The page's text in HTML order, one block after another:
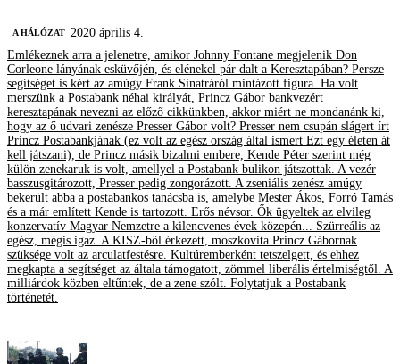
A HÁLÓZAT
2020 április 4.
Emlékeznek arra a jelenetre, amikor Johnny Fontane megjelenik Don
Corleone lányának esküvőjén, és elénekel pár dalt a Keresztapában? Persze
segítséget is kért az amúgy Frank Sinatráról mintázott figura. Ha volt
merszünk a Postabank néhai királyát, Princz Gábor bankvezért
keresztapának nevezni az előző cikkünkben, akkor miért ne mondanánk ki,
hogy az ő udvari zenésze Presser Gábor volt? Presser nem csupán slágert írt
Princz Postabankjának (ez volt az egész ország által ismert Ezt egy életen át
kell játszani), de Princz másik bizalmi embere, Kende Péter szerint még
külön zenekaruk is volt, amellyel a Postabank bulikon játszottak. A vezér
basszusgitározott, Presser pedig zongorázott. A zseniális zenész amúgy
bekerült abba a postabankos tanácsba is, amelybe Mester Ákos, Forró Tamás
és a már említett Kende is tartozott. Erős névsor. Ők ügyeltek az elvileg
konzervatív Magyar Nemzetre a kilencvenes évek közepén... Szürreális az
egész, mégis igaz. A KISZ-ből érkezett, moszkovita Princz Gábornak
szüksége volt az arculatfestésre. Kultúremberként tetszelgett, és ehhez
megkapta a segítséget az általa támogatott, zömmel liberális értelmiségtől. A
milliárdok közben eltűntek, de a zene szólt. Folytatjuk a Postabank
történetét.